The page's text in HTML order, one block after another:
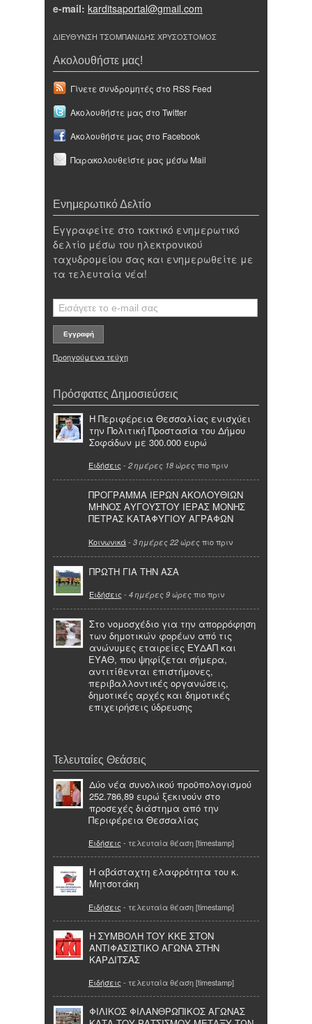
e-mail: karditsaportal@gmail.com
ΔΙΕΥΘΥΝΣΗ ΤΣΟΜΠΑΝΙΔΗΣ ΧΡΥΣΟΣΤΟΜΟΣ
Ακολουθήστε μας!
Γίνετε συνδρομητές στο RSS Feed
Ακολουθήστε μας στο Twitter
Ακολουθήστε μας στο Facebook
Παρακολουθείστε μας μέσω Mail
Ενημερωτικό Δελτίο
Εγγραφείτε στο τακτικό ενημερωτικό
δελτίο μέσω του ηλεκτρονικού
ταχυδρομείου σας και ενημερωθείτε με
τα τελευταία νέα!
Προηγούμενα τεύχη
Πρόσφατες Δημοσιεύσεις
Η Περιφέρεια Θεσσαλίας ενισχύει
την Πολιτική Προστασία του Δήμου
Σοφάδων με 300.000 ευρώ
Ειδήσεις - 2 ημέρες 18 ώρες πιο πριν
ΠΡΟΓΡΑΜΜΑ ΙΕΡΩΝ ΑΚΟΛΟΥΘΙΩΝ
ΜΗΝΟΣ ΑΥΓΟΥΣΤΟΥ ΙΕΡΑΣ ΜΟΝΗΣ
ΠΕΤΡΑΣ ΚΑΤΑΦΥΓΙΟΥ ΑΓΡΑΦΩΝ
Κοινωνικά- 3 ημέρες 22 ώρες πιο πριν
ΠΡΩΤΗ ΓΙΑ ΤΗΝ ΑΣΑ
Ειδήσεις - 4 ημέρες 9 ώρες πιο πριν
Στο νομοσχέδιο για την απορρόφηση
των δημοτικών φορέων από τις
ανώνυμες εταιρείες ΕΥΔΑΠ και
ΕΥΑΘ, που ψηφίζεται σήμερα,
αντιτίθενται επιστήμονες,
περιβαλλοντικές οργανώσεις,
δημοτικές αρχές και δημοτικές
επιχειρήσεις ύδρευσης
Τελευταίες Θεάσεις
Δύο νέα συνολικού προϋπολογισμού
252.786,89 ευρώ ξεκινούν στο
προσεχές διάστημα από την
Περιφέρεια Θεσσαλίας
Ειδήσεις - τελευταία θέαση [timestamp]
Η αβάσταχτη ελαφρότητα του κ.
Μητσοτάκη
Ειδήσεις - τελευταία θέαση [timestamp]
Η ΣΥΜΒΟΛΗ ΤΟΥ ΚΚΕ ΣΤΟΝ
ΑΝΤΙΦΑΣΙΣΤΙΚΟ ΑΓΩΝΑ ΣΤΗΝ
ΚΑΡΔΙΤΣΑΣ
Ειδήσεις - τελευταία θέαση [timestamp]
ΦΙΛΙΚΟΣ ΦΙΛΑΝΘΡΩΠΙΚΟΣ ΑΓΩΝΑΣ